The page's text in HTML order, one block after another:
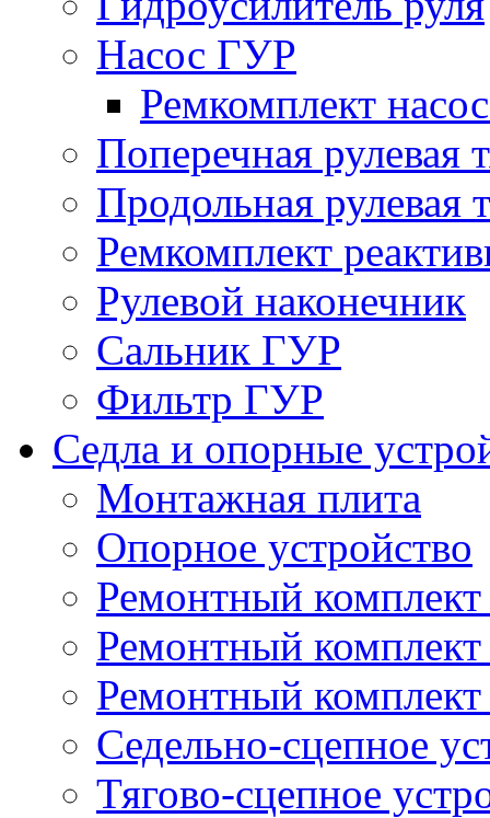
Насос ГУР
Ремкомплект
Поперечная рулевая
Продольная рулевая
Ремкомплект
Рулевой наконечник
Сальник ГУР
Фильтр ГУР
Седла и опорные
Монтажная плита
Опорное устройство
Ремонтный комплект
Ремонтный
Ремонтный комплект
Седельно-сцепное
Тягово-сцепное